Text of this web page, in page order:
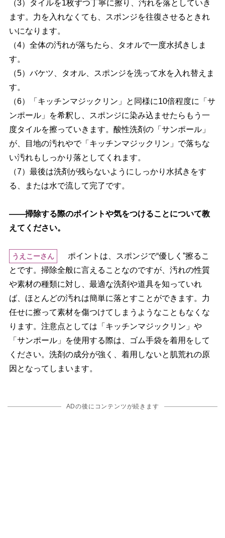
（3）タイルを1枚ずつ丁寧に擦り、汚れを落としていき
ます。力を入れなくても、スポンジを往復させるときれ
いになります。
（4）全体の汚れが落ちたら、タオルで一度水拭きしま
す。
（5）バケツ、タオル、スポンジを洗って水を入れ替えま
す。
（6）「キッチンマジックリン」と同様に10倍程度に「サ
ンポール」を希釈し、スポンジに染み込ませたらもう一
度タイルを擦っていきます。酸性洗剤の「サンポール」
が、目地の汚れやで「キッチンマジックリン」で落ちな
い汚れもしっかり落としてくれます。
（7）最後は洗剤が残らないようにしっかり水拭きをす
る、または水で流して完了です。
――掃除する際のポイントや気をつけることについて教
えてください。
うえこーさん
ポイントは、スポンジで“優しく”擦るこ
とです。掃除全般に言えることなのですが、汚れの性質
素材の種類に対し、最適な洗剤や道具を知っていれ
ば、ほとんどの汚れは簡単に落とすことができます。力
任せに擦って素材を傷つけてしまうようなこともなくな
ります。注意点としては「キッチンマジックリン」
「サンポール」を使用する際は、ゴム手袋を着用をして
ください。洗剤の成分が強く、着用しないと肌荒れの原
因となってしまいます。
ADの後にコンテンツが続きます